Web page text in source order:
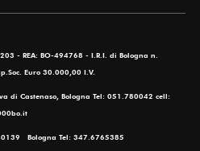
- REA: BO-494768 - I.R.I. di Bologna n.
Euro 30.000,00 I.V.
di Castenaso, Bologna Tel: 051.780042 cell:
Bologna Tel: 347.6765385